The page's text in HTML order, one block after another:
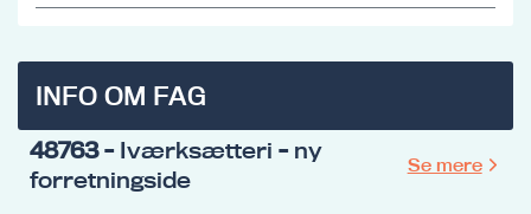
INFO OM FAG
48763- Iværksætteri - ny
forretningside
Se mere